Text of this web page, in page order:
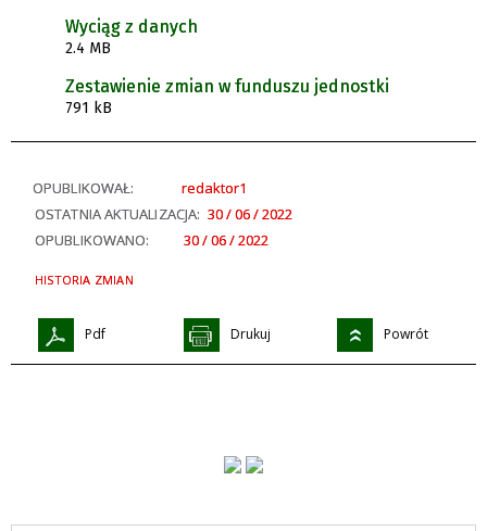
Wyciąg z danych
2.4 MB
Zestawienie zmian w funduszu jednostki
791 kB
OPUBLIKOWAŁ:
redaktor1
OSTATNIA AKTUALIZACJA: 30 / 06 / 2022
OPUBLIKOWANO:
30 / 06 / 2022
HISTORIA ZMIAN
Pdf Drukuj Powrót